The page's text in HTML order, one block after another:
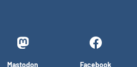
Mastodon Facebook